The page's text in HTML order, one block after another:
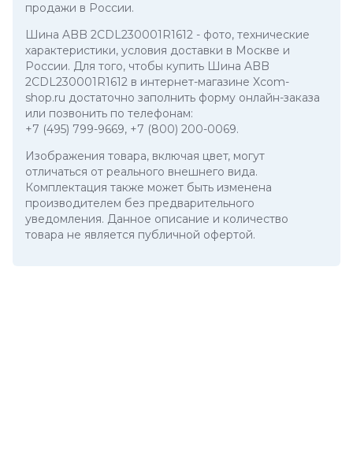
продажи в России.
Шина ABB 2CDL230001R1612 - фото, технические
характеристики, условия доставки в Москве и
России. Для того, чтобы купить Шина ABB
2CDL230001R1612 в интернет-магазине Xcom-
shop.ru достаточно заполнить форму онлайн-заказа
или позвонить по телефонам:
+7 (495) 799-9669, +7 (800) 200-0069.
Изображения товара, включая цвет, могут
отличаться от реального внешнего вида.
Комплектация также может быть изменена
производителем без предварительного
уведомления. Данное описание и количество
товара не является публичной офертой.